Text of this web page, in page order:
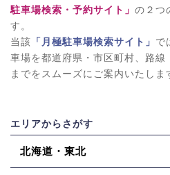
駐車場検索・予約サイト」 の２つ
す。
当該 「月極駐車場検索サイト」 で
車場を都道府県・市区町村、路線
までをスムーズにご案内いたしま
エリアからさがす
北海道・東北